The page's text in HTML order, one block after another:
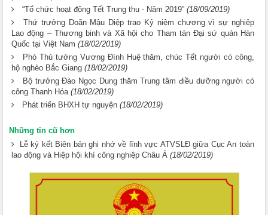
“Tổ chức hoạt động Tết Trung thu - Năm 2019” (18/09/2019)
Thứ trưởng Doãn Mậu Diệp trao Kỷ niệm chương vì sự nghiệp
Lao động – Thương binh và Xã hội cho Tham tán Đại sứ quán Hàn
Quốc tại Việt Nam (18/02/2019)
Phó Thủ tướng Vương Đình Huệ thăm, chúc Tết người có công,
hộ nghèo Bắc Giang (18/02/2019)
Bộ trưởng Đào Ngọc Dung thăm Trung tâm điều dưỡng người có
công Thanh Hóa (18/02/2019)
Phát triển BHXH tự nguyện (18/02/2019)
Những tin cũ hơn
Lễ ký kết Biên bản ghi nhớ về lĩnh vực ATVSLĐ giữa Cục An toàn
lao động và Hiệp hội khí công nghiệp Châu Á (18/02/2019)